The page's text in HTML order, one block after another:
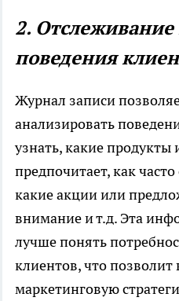
2. Отслеживание
поведения
Журнал записи
анализировать
узнать, какие продукты
предпочитает, как
какие акции или
внимание и т.д. Эта
лучше понять
клиентов, что
маркетинговую